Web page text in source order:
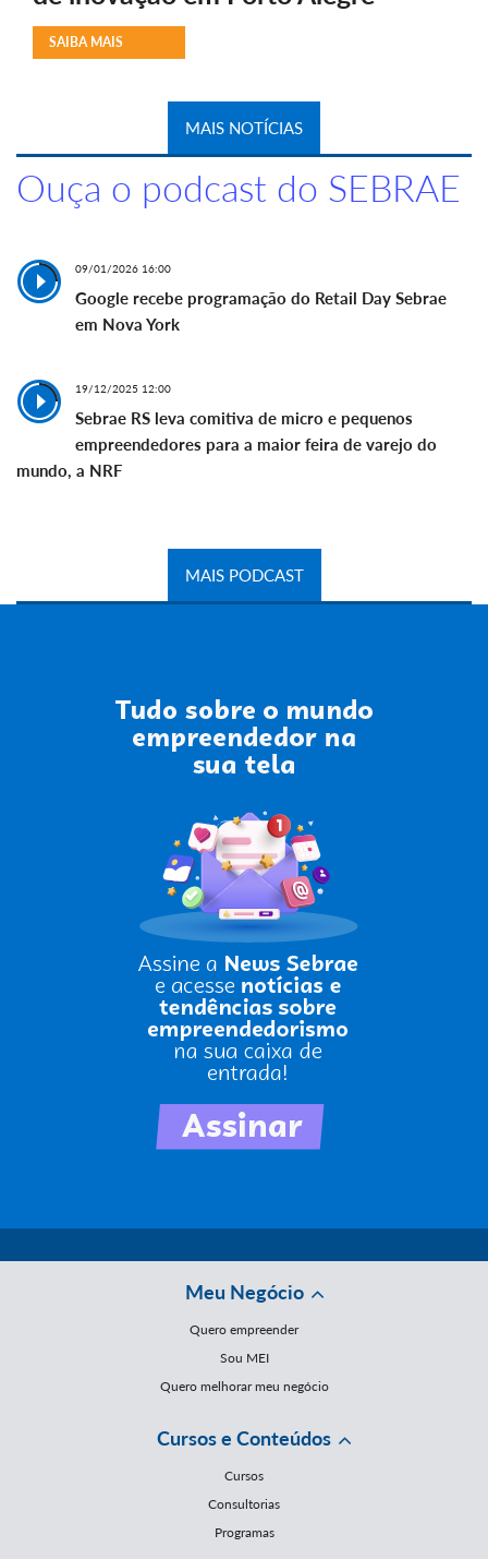
SAIBA MAIS
MAIS NOTÍCIAS
Ouça o podcast do SEBRAE
09/01/2026 16:00
Google recebe programação do Retail Day Sebrae
em Nova York
19/12/2025 12:00
Sebrae RS leva comitiva de micro e pequenos
empreendedores para a maior feira de varejo do
mundo, a NRF
MAIS PODCAST
Meu Negócio
Quero empreender
Sou MEI
Quero melhorar meu negócio
Cursos e Conteúdos
Cursos
Consultorias
Programas